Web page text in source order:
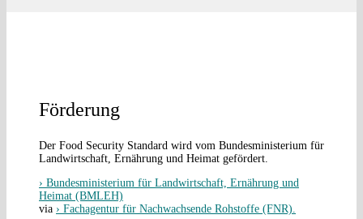
Förderung
Der Food Security Standard wird vom Bundesministerium für
Landwirtschaft, Ernährung und Heimat gefördert.
› Bundesministerium für Landwirtschaft, Ernährung und
Heimat (BMLEH)
via › Fachagentur für Nachwachsende Rohstoffe (FNR).